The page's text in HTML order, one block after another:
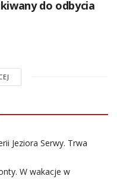
do odbycia
Jeziora Serwy. Trwa
W wakacje w